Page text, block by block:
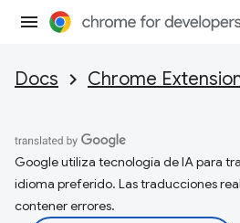
Docs Chrome
Google utiliza tecnología de IA para
idioma preferido. Las traducciones
contener errores.